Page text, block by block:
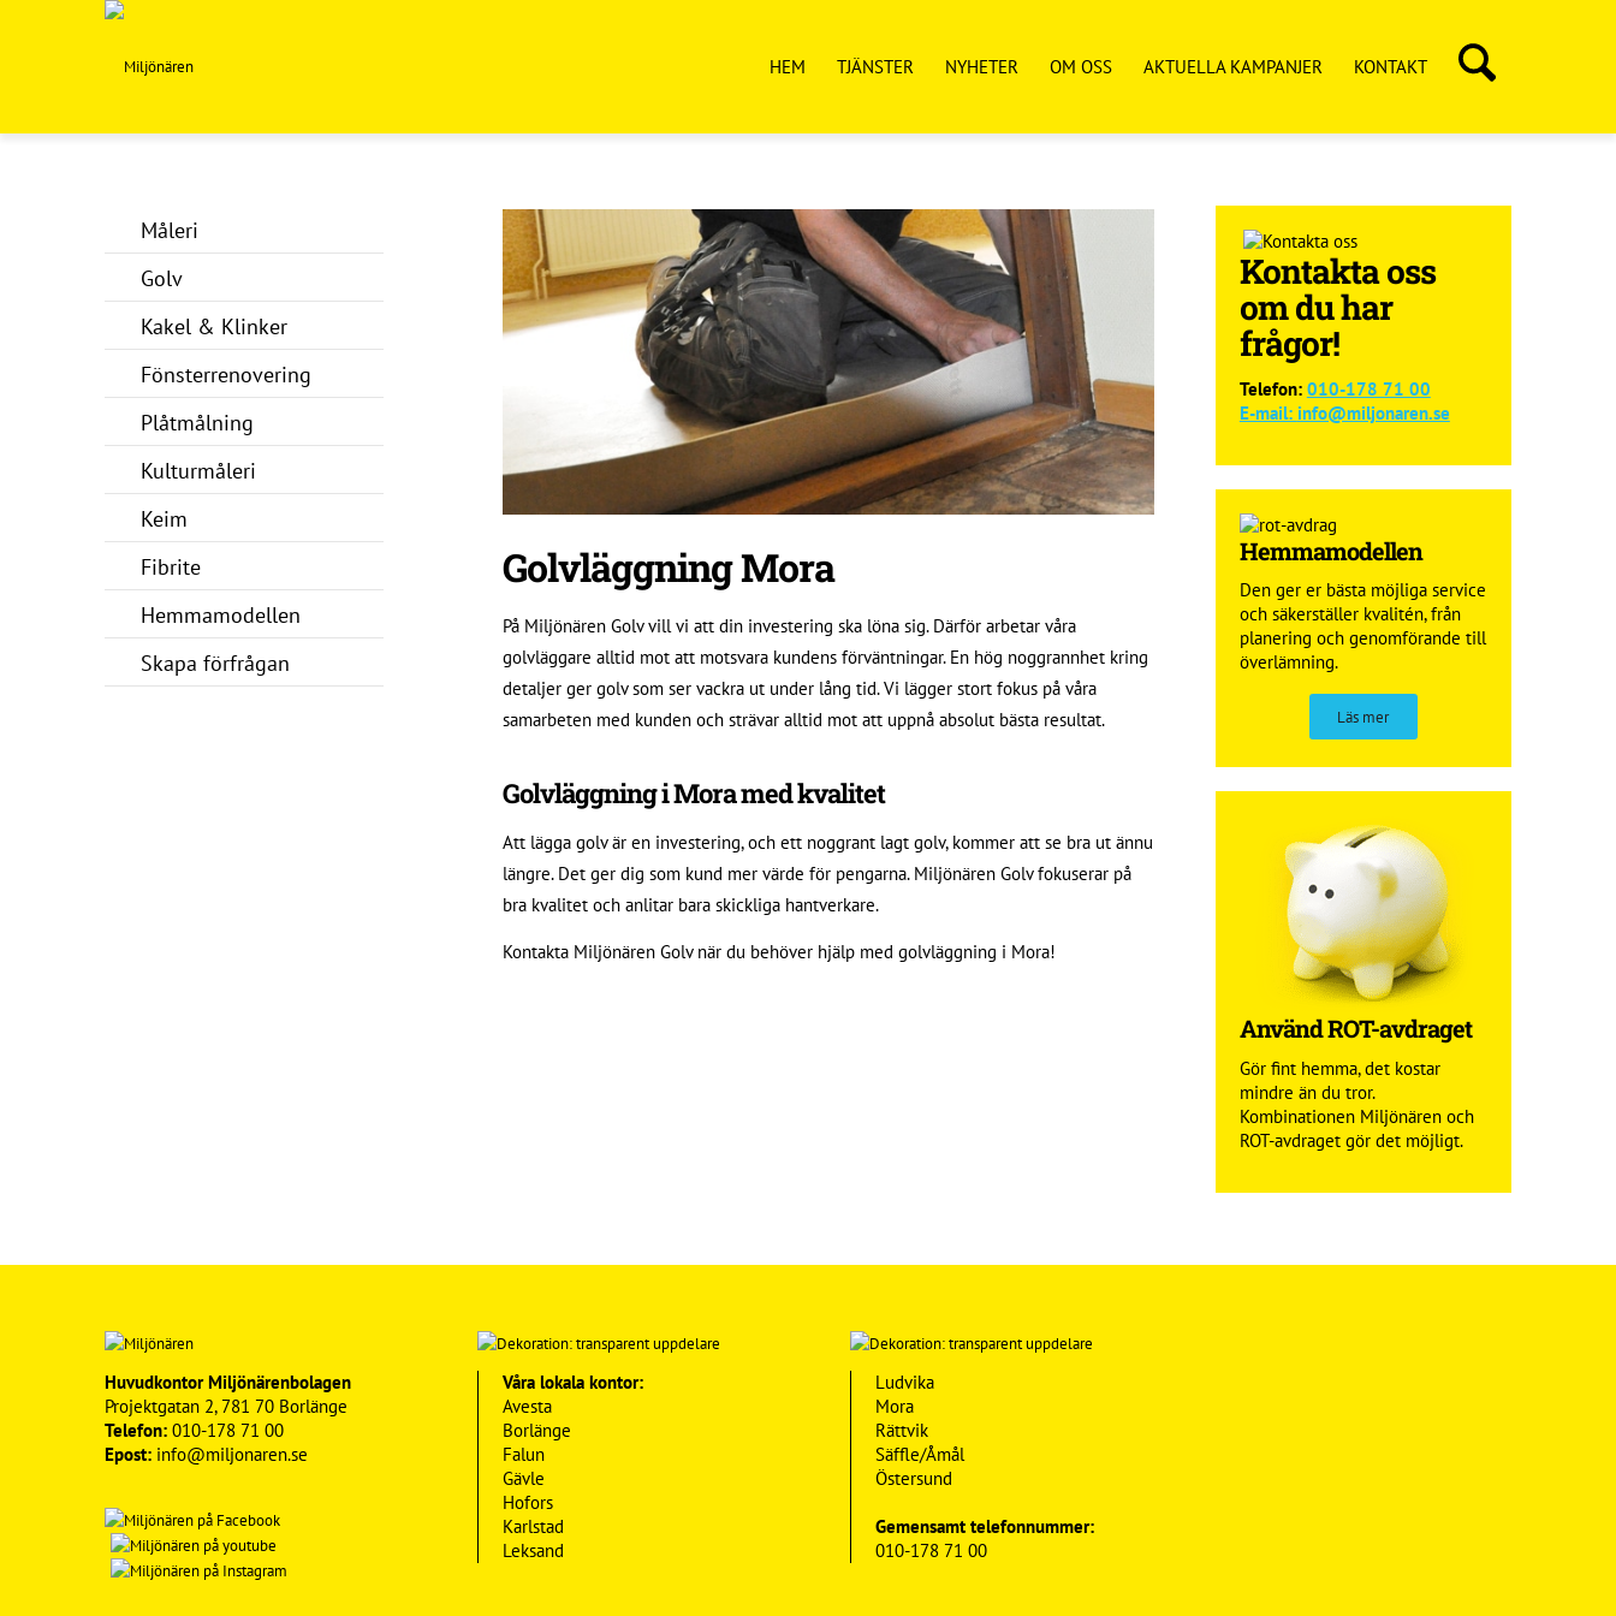
HEM TJÄNSTER NYHETER OM OSS AKTUELLA KAMPANJER KONTAKT
Golvläggning Mora
På Miljönären Golv vill vi att din investering ska löna sig. Därför arbetar våra
golvläggare alltid mot att motsvara kundens förväntningar. En hög noggrannhet kring
detaljer ger golv som ser vackra ut under lång tid. Vi lägger stort fokus på våra
samarbeten med kunden och strävar alltid mot att uppnå absolut bästa resultat.
Golvläggning i Mora med kvalitet
Att lägga golv är en investering, och ett noggrant lagt golv, kommer att se bra ut ännu
längre. Det ger dig som kund mer värde för pengarna. Miljönären Golv fokuserar på
bra kvalitet och anlitar bara skickliga hantverkare.
Kontakta Miljönären Golv när du behöver hjälp med golvläggning i Mora!
Kontakta oss
om du har
frågor!
Telefon: 010-178 71 00
E-mail: info@miljonaren.se
Hemma­modellen
Den ger er bästa möjliga service
och säkerställer kvalitén, från
planering och genomförande till
överlämning.
Läs mer
Använd ROT-avdraget
Gör fint hemma, det kostar
mindre än du tror.
Kombinationen Miljönären och
ROT-avdraget gör det möjligt.
Måleri
Golv
Kakel & Klinker
Fönsterrenovering
Plåtmålning
Kulturmåleri
Keim
Fibrite
Hemmamodellen
Skapa förfrågan
Huvudkontor Miljönärenbolagen
Projektgatan 2, 781 70 Borlänge
Telefon: 010-178 71 00
Epost: info@miljonaren.se
Våra lokala kontor:
Avesta
Borlänge
Falun
Gävle
Hofors
Karlstad
Leksand
Ludvika
Mora
Rättvik
Säffle/Åmål
Östersund
Gemensamt telefonnummer:
010-178 71 00